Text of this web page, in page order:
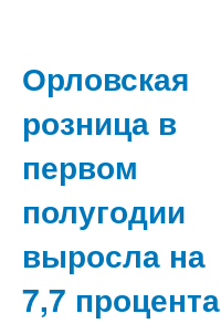
Орловская
розница в
первом
полугодии
выросла на
7,7 процента